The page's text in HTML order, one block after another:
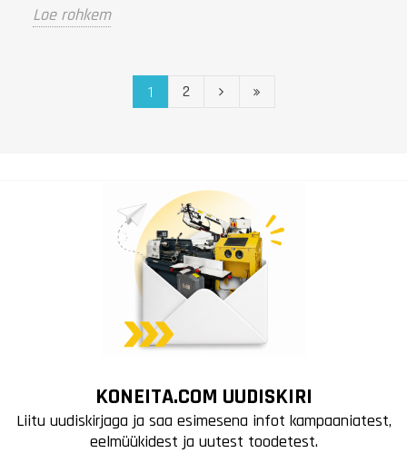
Loe rohkem
1 2
KONEITA.COM UUDISKIRI
Liitu uudiskirjaga ja saa esimesena infot kampaaniatest,
eelmüükidest ja uutest toodetest.